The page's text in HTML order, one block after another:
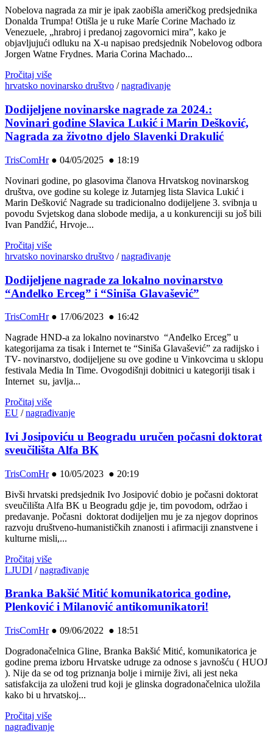
Nobelova nagrada za mir je ipak zaobišla američkog predsjednika
Donalda Trumpa! Otišla je u ruke Maríe Corine Machado iz
Venezuele, „hrabroj i predanoj zagovornici mira”, kako je
objavljujući odluku na X-u napisao predsjednik Nobelovog odbora
Jorgen Watne Frydnes. Maria Corina Machado...
Pročitaj više
hrvatsko novinarsko društvo /nagrađivanje
Dodijeljene novinarske nagrade za 2024.:
Novinari godine Slavica Lukić i Marin Dešković,
Nagrada za životno djelo Slavenki Drakulić
TrisComHr● 04/05/2025 ● 18:19
Novinari godine, po glasovima članova Hrvatskog novinarskog
društva, ove godine su kolege iz Jutarnjeg lista Slavica Lukić i
Marin Dešković Nagrade su tradicionalno dodijeljene 3. svibnja u
povodu Svjetskog dana slobode medija, a u konkurenciji su još bili
Ivan Pandžić, Hrvoje...
Pročitaj više
hrvatsko novinarsko društvo /nagrađivanje
Dodijeljene nagrade za lokalno novinarstvo
“Anđelko Erceg” i “Siniša Glavašević”
TrisComHr● 17/06/2023 ● 16:42
Nagrade HND-a za lokalno novinarstvo “Anđelko Erceg” u
kategorijama za tisak i Internet te “Siniša Glavašević” za radijsko i
TV- novinarstvo, dodijeljene su ove godine u Vinkovcima u sklopu
festivala Media In Time. Ovogodišnji dobitnici u kategoriji tisak i
Internet su, javlja...
Pročitaj više
EU /nagrađivanje
Ivi Josipoviću u Beogradu uručen počasni doktorat
sveučilišta Alfa BK
TrisComHr● 10/05/2023 ● 20:19
Bivši hrvatski predsjednik Ivo Josipović dobio je počasni doktorat
sveučilišta Alfa BK u Beogradu gdje je, tim povodom, održao i
predavanje. Počasni doktorat dodijeljen mu je za njegov doprinos
razvoju društveno-humanističkih znanosti i afirmaciji znanstvene i
kulturne misli,...
Pročitaj više
LJUDI /nagrađivanje
Branka Bakšić Mitić komunikatorica godine,
Plenković i Milanović antikomunikatori!
TrisComHr● 09/06/2022 ● 18:51
Dogradonačelnica Gline, Branka Bakšić Mitić, komunikatorica je
godine prema izboru Hrvatske udruge za odnose s javnošću ( HUOJ
). Nije da se od tog priznanja bolje i mirnije živi, ali jest neka
satisfakcija za uloženi trud koji je glinska dogradonačelnica uložila
kako bi u hrvatskoj...
Pročitaj više
nagrađivanje